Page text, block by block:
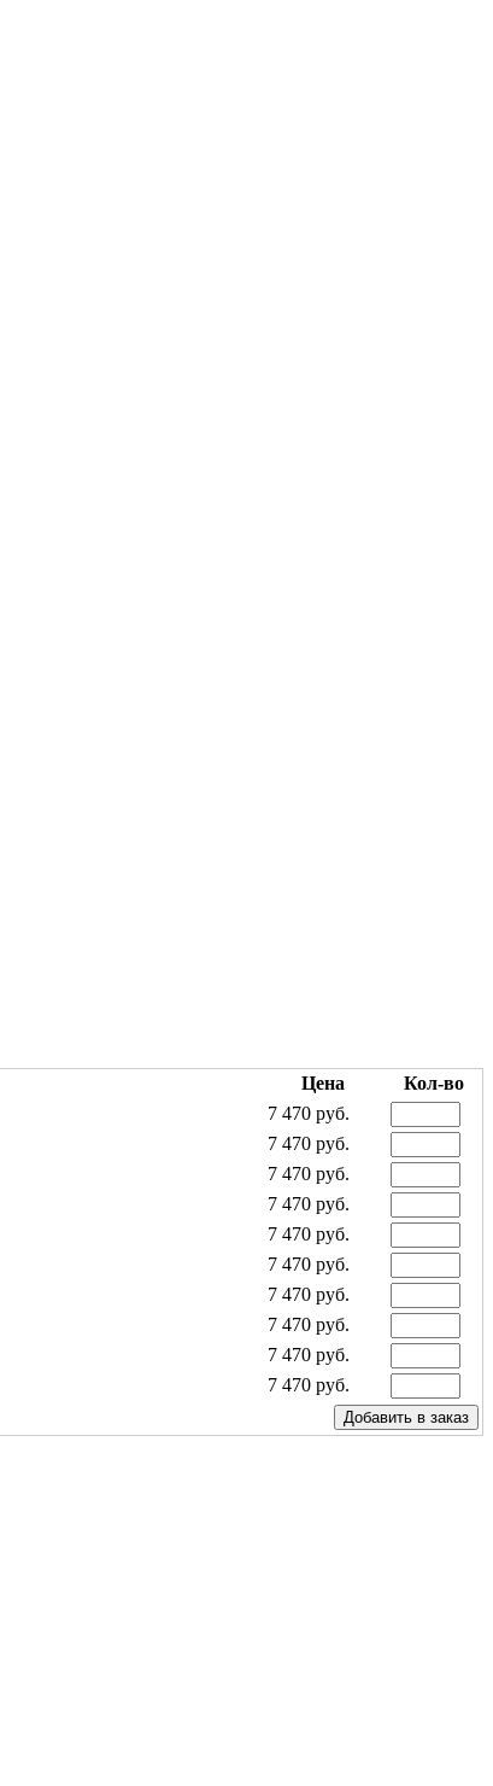
Цена
Кол-во
7 470 руб.
7 470 руб.
7 470 руб.
7 470 руб.
7 470 руб.
7 470 руб.
7 470 руб.
7 470 руб.
7 470 руб.
7 470 руб.
7 470 руб.